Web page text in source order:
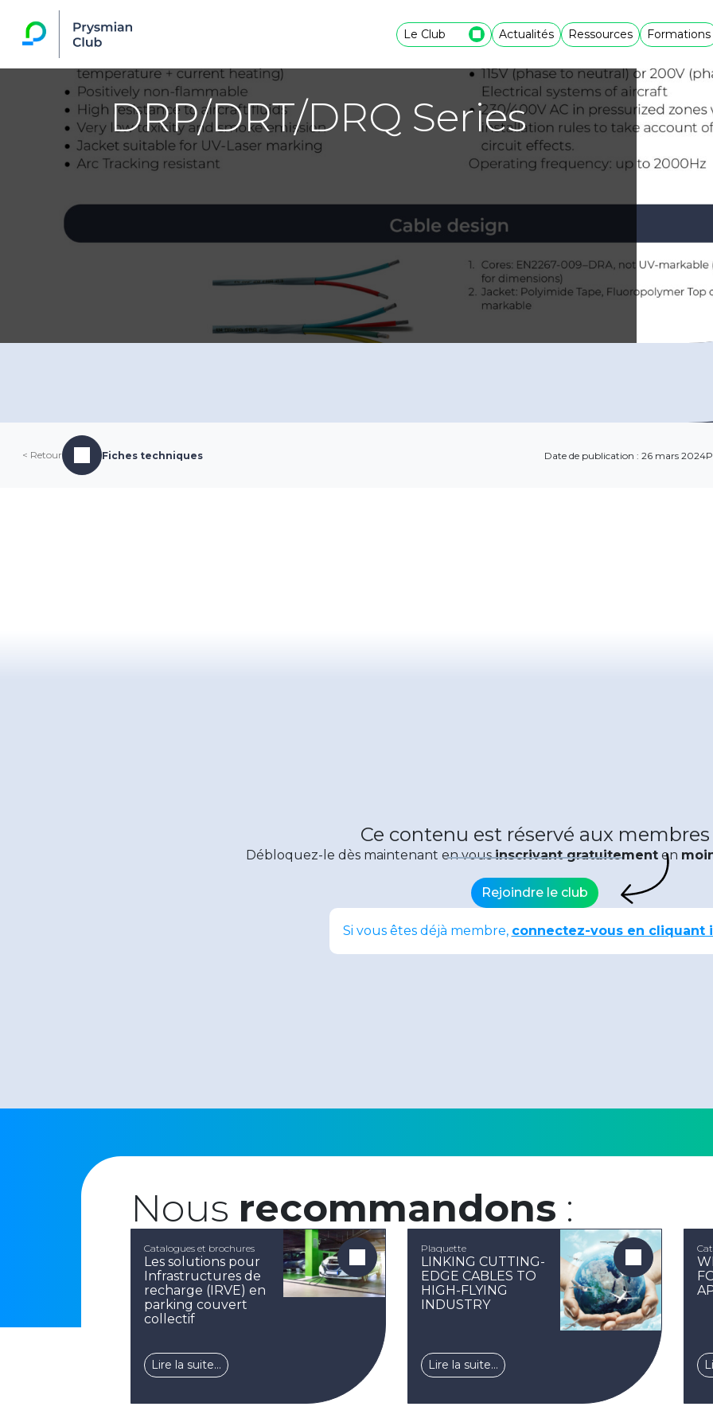
Le Club Actualités Ressources Formations
DRP/DRT/DRQ Series
< Retour Fiches techniques
Ce contenu est réservé aux membres
Débloquez-le dès maintenant en vousinscrivant gratuitement en
Rejoindre le club
Si vous êtes déjà membre, connectez-vous en cliquant
Date de publication : 26 mars 2024
Nous recommandons :
Catalogues et brochures
Les solutions pour
Infrastructures de
recharge (IRVE) en
parking couvert
collectif
Lire la suite…
Plaquette
LINKING CUTTING-
EDGE CABLES TO
HIGH-FLYING
INDUSTRY
Lire la suite…